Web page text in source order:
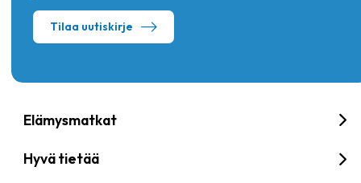
Tilaa uutiskirje
Elämysmatkat
Hyvä tietää